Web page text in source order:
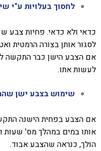
לחסוך בעלויות ע"י
כדאי ולא כדאי. פחיות
לסגור אותן בצורה הרמטית
אם הצבע הישן כבר התקשה
לעשות אתו.
שימוש בצבע ישן
אם הצבע בפחית הישנה
אותו במים במהלך מס' שעות
הולך, כנראה שהצבע אבוד.